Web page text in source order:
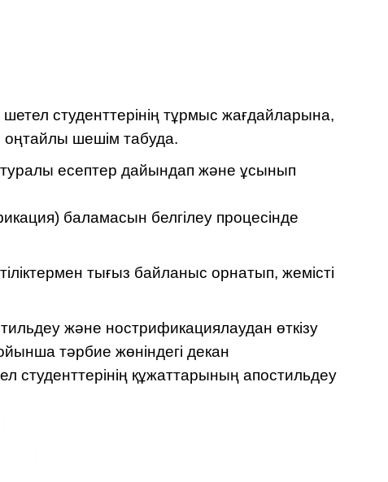
студенттерінің тұрмыс жағдайларына,
шешім табуда.
туралы есептер дайындап және ұсынып
баламасын белгілеу процесінде
тығыз байланыс орнатып, жемісті
және нострификациялаудан өткізу
тәрбие жөніндегі декан
студенттерінің құжаттарының апостильдеу